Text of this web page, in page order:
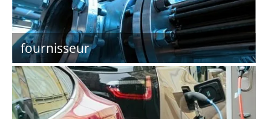
fournisseur